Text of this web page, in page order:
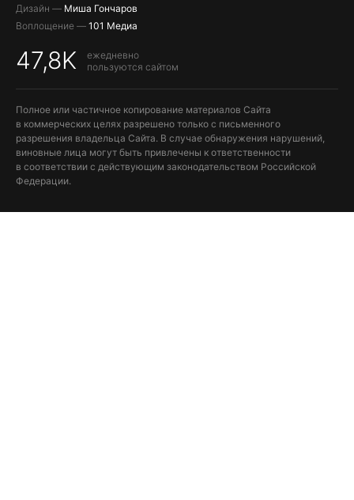
Дизайн — Миша Гончаров
Воплощение — 101 Медиа
47,8K
ежедневно
пользуются сайтом
Полное или частичное копирование материалов Сайта
в коммерческих целях разрешено только с письменного
разрешения владельца Сайта. В случае обнаружения нарушений,
виновные лица могут быть привлечены к ответственности
в соответствии с действующим законодательством Российской
Федерации.